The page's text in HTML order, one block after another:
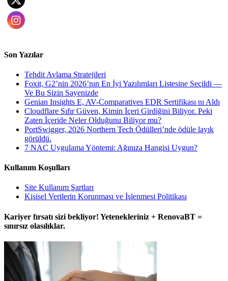
Son Yazılar
Tehdit Avlama Stratejileri
Foxit, G2’nin 2026’nın En İyi Yazılımları Listesine Seçildi —
Ve Bu Sizin Sayenizde
Genian Insights E, AV-Comparatives EDR Sertifikası nı Aldı
Cloudflare Sıfır Güven, Kimin İçeri Girdiğini Biliyor. Peki
Zaten İçeride Neler Olduğunu Biliyor mu?
PortSwigger, 2026 Northern Tech Ödülleri’nde ödüle layık
görüldü.
7 NAC Uygulama Yöntemi: Ağınıza Hangisi Uygun?
Kullanım Koşulları
Site Kullanım Şartları
Kişisel Verilerin Korunması ve İşlenmesi Politikası
Kariyer fırsatı sizi bekliyor! Yetenekleriniz + RenovaBT =
sınırsız olasılıklar.